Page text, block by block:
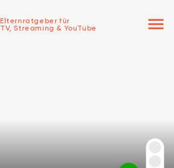
Elternratgeber für
TV, Streaming & YouTube
menu